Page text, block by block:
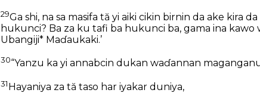
29Ga shi, na sa masifa tă yi aiki cikin birnin da ake kira
hukunci? Ba za ku tafi ba hukunci ba, gama ina
Ubangiji* Maɗaukaki.’
30“Yanzu ka yi annabcin dukan waɗannan
31Hayaniya za tă taso har iyakar duniya,